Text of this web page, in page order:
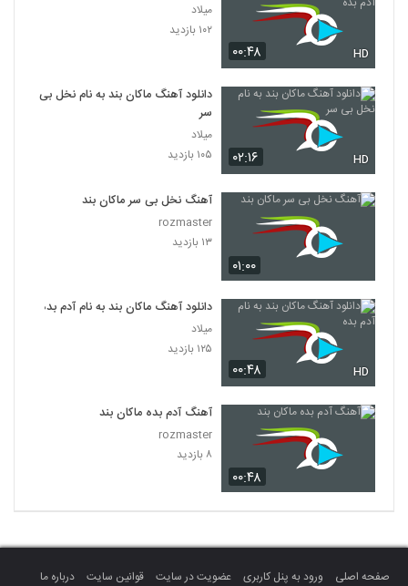
۰۰:۴۸ HD
میلاد
۱۰۲ بازدید
۰۲:۱۶ HD
دانلود آهنگ ماکان بند به نام نخل بی
سر
میلاد
۱۰۵ بازدید
۰۱:۰۰
آهنگ نخل بی سر ماکان بند
rozmaster
۱۳ بازدید
۰۰:۴۸ HD
دانلود آهنگ ماکان بند به نام آدم بده
میلاد
۱۲۵ بازدید
۰۰:۴۸
آهنگ آدم بده ماکان بند
rozmaster
۸ بازدید
صفحه اصلی ورود به پنل کاربری عضویت در سایت قوانین سایت درباره ما